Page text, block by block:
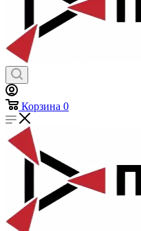
Корзина 0